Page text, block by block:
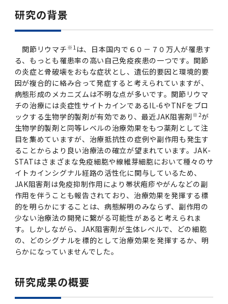
次世代育成支援対策推進法による一般事業主行
女性の活躍推進に向けた取り組み
目標とする教員の適正な年齢構成
キャンパスマスタープラン2016
国立大学法人ガバナンス・コード報告書
役員会議事概要について
企業活動と医療機関等の透明性ガイドライン
令和6年度（2024年度）東京医科歯科大学
Call for Application to TMDU WISE
Programs (II) for the 2023 Academic Year
by Eligible Students (*Autumn admission)
令和５年度（２０２３年度）東京医科歯科大学
「卓越大学院生制度（Ⅱ）」対象学生（秋入学
対象）の募集について
困りごと対策貸出グッズ
ス」採用決定通知書授与式を行いました。
令和４年度（２０２２年度）東京医科歯科大学
「研究者早期育成コース及び研究者養成コー
ス」採用決定通知書授与式を行いました。
令和３年度（２０２１年度）東京医科歯科大学
「卓越大学院生制度（Ⅰ）」採用決定通知書授
与式を行いました。
学位の申請
OB・OG情報について
進路届の提出について
その他 就職関連情報（推薦書等）
2019年 （PDF：71.7MB）
2018年 （PDF：83.3MB）
2017年 （PDF：75.1MB）
2016年 （PDF：73.0MB）
2015年 （PDF：83.3MB）
2014年 （PDF：21.4MB）
2013年 （PDF：6.4MB）
2024年度
2022年度
2021年度
2020年度
2019年度
2018年度
2017年度
2016年度
2014年度
2020年 （PDF：4.6MB）
2019年 （PDF：5.2MB）
2018年 （PDF：18.7MB）
2017年 （PDF：7.2MB）
2016年 （PDF：13.5MB）
2015年 （PDF：2.3MB）
大学統合時の教育・学生生活について（在学生
向け）
the integration (For current students)
教学IR関連公開情報
教学IR関連公開情報トップ
卒業生進路アンケート
卒後3年大学評価アンケート
卒業時大学評価アンケート
科目評価（旧 科目別アンケート）
教学IR 業績・活動
オープンイノベーションセンター
ヘルスサイエンスR&Dセンター
研究基盤クラスター（統合研究機構）トップ
実験動物センター
生命倫理研究センター
疾患バイオリソースセンター
先端医歯工学創成クラスター（統合研究機構）
トップ
再生医療研究センター
再生医療研究センター（微生物安全性グルー
プ）
脳統合機能研究センター
核酸・ペプチド創薬治療研究センター
統合研究機構から他部局へ異動したセンタート
ップ
低侵襲医療センター（旧：低侵襲医歯学研究セ
ンター）
門）トップ
ITヘルプデスク（学内専用サイト）
ITセキュリティ部門（学内専用サイト）
図書館部門
図書館部門トップ
図書館
図書館講習会
アクティブラーニング教室・情報検索室
イマキク
お茶の水医学雑誌
デジタル変革推進事務室
連絡先一覧
学生支援・保健管理機構トップ
保健管理センター
湯島学生支援センター
湯島学生支援センタートップ
学生相談支援室
ダイバーシティ・インクルージョン室
環境安全管理室
環境安全管理室トップ
環境報告書
広報部
研究の背景
関節リウマチ ※1 は、日本国内で６０－７０万人が罹患す
る、もっとも罹患率の高い自己免疫疾患の一つです。関節
の炎症と骨破壊をおもな症状とし、遺伝的要因と環境的要
因が複合的に絡み合って発症すると考えられていますが、
病態形成のメカニズムは不明な点が多いです。関節リウマ
チの治療には炎症性サイトカインであるIL-6やTNFをブロ
ックする生物学的製剤が有効であり、最近JAK阻害剤 ※2が
生物学的製剤と同等レベルの治療効果をもつ薬剤として注
目を集めていますが、治療抵抗性の症例や副作用も発生す
ることからより良い治療法の確立が望まれています。JAK-
STATはさまざまな免疫細胞や線維芽細胞において種々のサ
イトカインシグナル経路の活性化に関与しているため、
JAK阻害剤は免疫抑制作用により帯状疱疹やがんなどの副
作用を伴うことも報告されており、治療効果を発揮する標
的を明らかにすることは、病態解明のみならず、副作用の
少ない治療法の開発に繋がる可能性があると考えられま
す。しかしながら、JAK阻害剤が生体レベルで、どの細胞
の、どのシグナルを標的として治療効果を発揮するか、明
らかになっていませんでした。
研究成果の概要